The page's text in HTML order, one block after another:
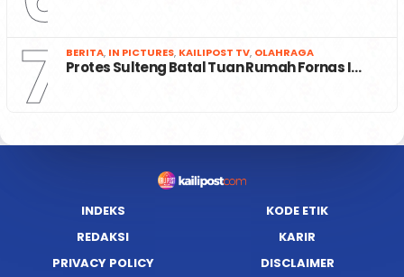
7 BERITA, IN PICTURES, KAILIPOST TV, OLAHRAGA
Protes Sulteng Batal Tuan Rumah Fornas I…
INDEKS
KODE ETIK
REDAKSI
KARIR
PRIVACY POLICY
DISCLAIMER